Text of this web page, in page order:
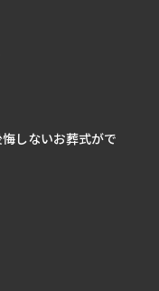
悔しないお葬式がで